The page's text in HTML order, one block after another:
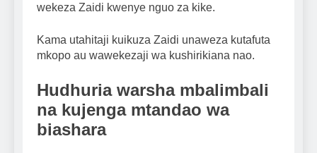
wekeza Zaidi kwenye nguo za kike.
Kama utahitaji kuikuza Zaidi unaweza kutafuta
mkopo au wawekezaji wa kushirikiana nao.
Hudhuria warsha mbalimbali
na kujenga mtandao wa
biashara